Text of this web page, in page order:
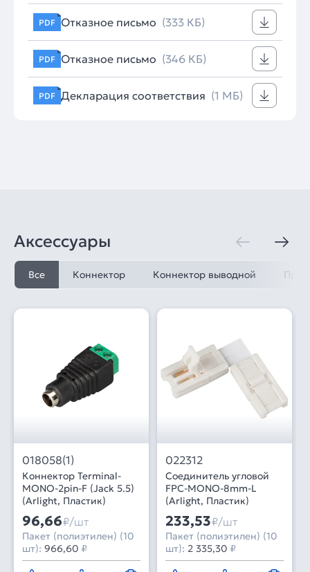
PDF Отказное письмо (333 КБ)
PDF Отказное письмо (346 КБ)
PDF Декларация соответствия (1 МБ)
Аксессуары
Все Коннектор Коннектор выводной
018058(1)
Коннектор Terminal-
MONO-2pin-F (Jack 5.5)
(Arlight, Пластик)
96,66₽/шт
Пакет (полиэтилен) (10
шт): 966,60 ₽
022312
Соединитель угловой
FPC-MONO-8mm-L
(Arlight, Пластик)
233,53₽/шт
Пакет (полиэтилен) (10
шт): 2 335,30 ₽